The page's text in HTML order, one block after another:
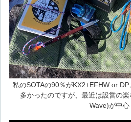
私のSOTAの90％がKX2+EFHW or
多かったのですが、最近は設営の
Wave)が中心